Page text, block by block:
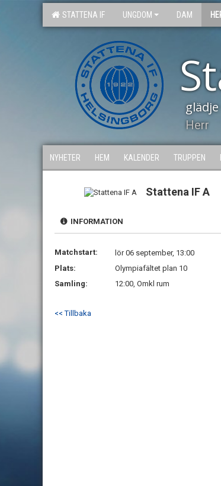
STATTENA IF UNGDOM DAM
Herr
NYHETER HEM KALENDER TRUPPEN
Stattena IF A
INFORMATION
Matchstart:
lör 06 september, 13:00
Plats:
Olympiafältet plan 10
Samling:
12:00, Omkl rum
<< Tillbaka